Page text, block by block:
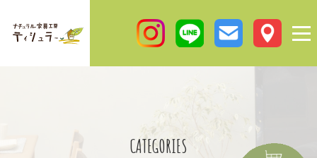
CATEGORIES